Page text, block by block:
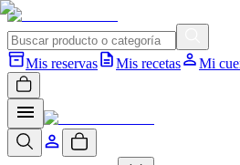
Mis reservas Mis recetas Mi